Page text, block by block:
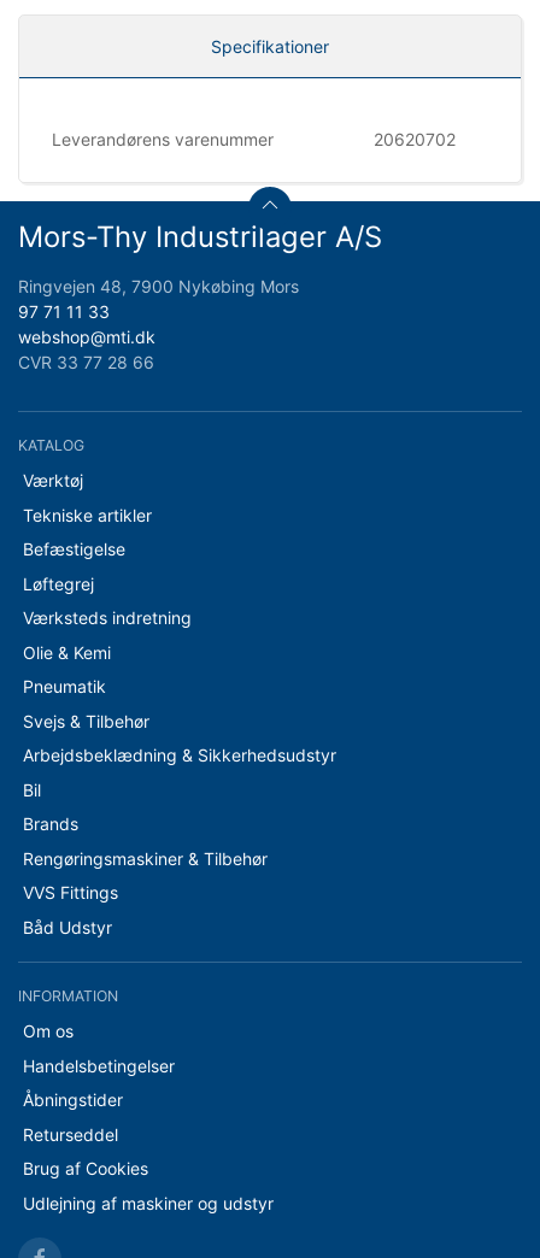
Specifikationer
Leverandørens varenummer 20620702
Mors-Thy Industrilager A/S
Ringvejen 48, 7900 Nykøbing Mors
97 71 11 33
webshop@mti.dk
CVR 33 77 28 66
KATALOG
Værktøj
Tekniske artikler
Befæstigelse
Løftegrej
Værksteds indretning
Olie & Kemi
Pneumatik
Svejs & Tilbehør
Arbejdsbeklædning & Sikkerhedsudstyr
Bil
Brands
Rengøringsmaskiner & Tilbehør
VVS Fittings
Båd Udstyr
INFORMATION
Om os
Handelsbetingelser
Åbningstider
Returseddel
Brug af Cookies
Udlejning af maskiner og udstyr